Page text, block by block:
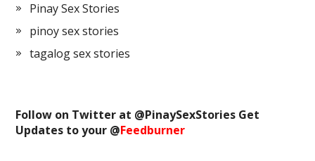
Pinay Sex Stories
pinoy sex stories
tagalog sex stories
Follow on Twitter at @PinaySexStories Get
Updates to your @Feedburner